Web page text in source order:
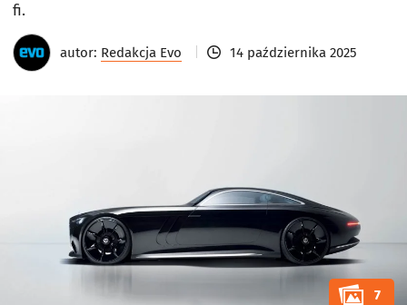
fi.
autor: Redakcja Evo 14 października 2025
7